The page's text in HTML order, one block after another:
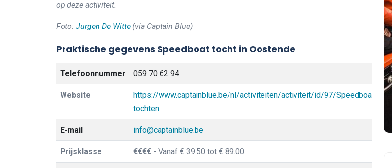
op deze activiteit.
Foto: Jurgen De Witte (via Captain Blue)
Praktische gegevens Speedboat tocht in Oostende
Telefoonnummer 059 70 62 94
Website
https://www.captainblue.be/nl/activiteiten/activiteit/id/97/Speedboat-
tochten
E-mail info@captainblue.be
Prijsklasse €€€€ - Vanaf € 39.50 tot € 89.00